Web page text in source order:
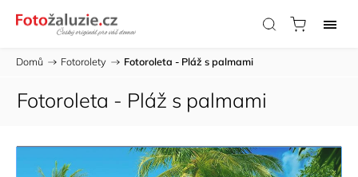
Domů / Fotorolety / Fotoroleta - Pláž s palmami
Fotoroleta - Pláž s palmami